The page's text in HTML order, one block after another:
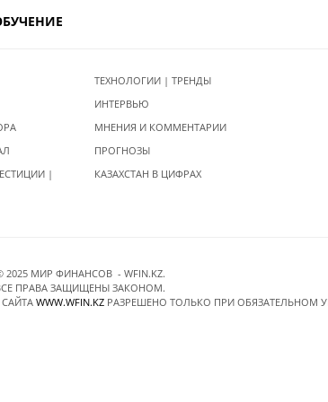
|
ТЕХНОЛОГИИ | ТРЕНДЫ
ИНТЕРВЬЮ
МНЕНИЯ И КОММЕНТАРИИ
ПРОГНОЗЫ
КАЗАХСТАН В ЦИФРАХ
2025 МИР ФИНАНСОВ - WFIN.KZ.
ПРАВА ЗАЩИЩЕНЫ ЗАКОНОМ.
WWW.WFIN.KZ РАЗРЕШЕНО ТОЛЬКО ПРИ ОБЯЗАТЕЛЬНОМ